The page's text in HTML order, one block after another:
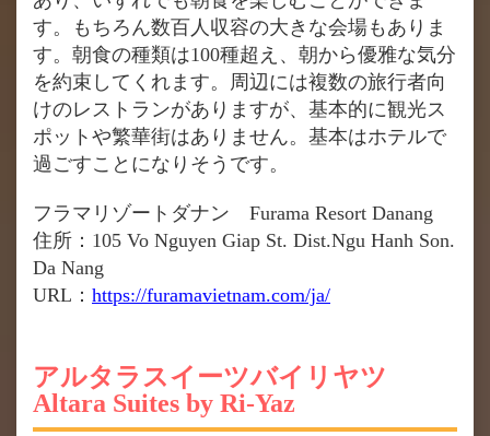
す。もちろん数百人収容の大きな会場もありま
す。朝食の種類は100種超え、朝から優雅な気分
を約束してくれます。周辺には複数の旅行者向
けのレストランがありますが、基本的に観光ス
ポットや繁華街はありません。基本はホテルで
過ごすことになりそうです。
フラマリゾートダナン Furama Resort Danang
住所：105 Vo Nguyen Giap St. Dist.Ngu Hanh Son.
Da Nang
URL： https://furamavietnam.com/ja/
アルタラスイーツバイリヤツ
Altara Suites by Ri-Yaz